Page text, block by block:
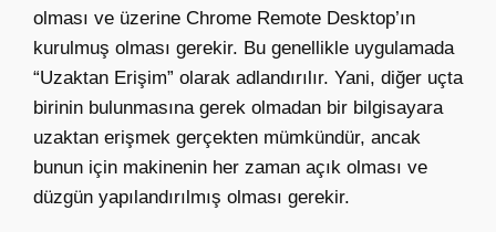
olması ve üzerine Chrome Remote Desktop’ın
kurulmuş olması gerekir. Bu genellikle uygulamada
“Uzaktan Erişim” olarak adlandırılır. Yani, diğer uçta
birinin bulunmasına gerek olmadan bir bilgisayara
uzaktan erişmek gerçekten mümkündür, ancak
bunun için makinenin her zaman açık olması ve
düzgün yapılandırılmış olması gerekir.